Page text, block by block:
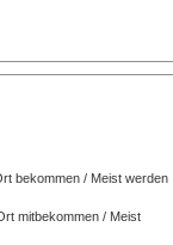
bekommen / Meist werden
mitbekommen / Meist